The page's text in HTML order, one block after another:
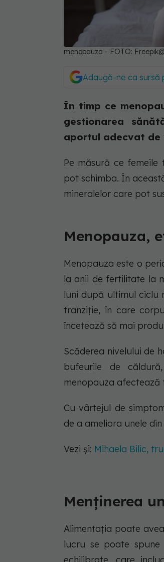
menopauza - FOTO:
Adaugă-ne ca sursă
În timp ce
gestionarea
aportul adecvat de
Pe măsură ce
pot schimba. În
mineralelor care pot
Menopauza,
Menopauza este o
la anii de fertilitate la
luni după ultimul ciclu
tranziție, în care
încetează să mai
Scăderea nivelului de
bufeurile de
menopauza afectează
Cu vârtejul de
de a ameliora unele
Vezi și: Mihaela Bilic,
Menținerea
Alimentația poate
lucru se poate
echilibrate, care